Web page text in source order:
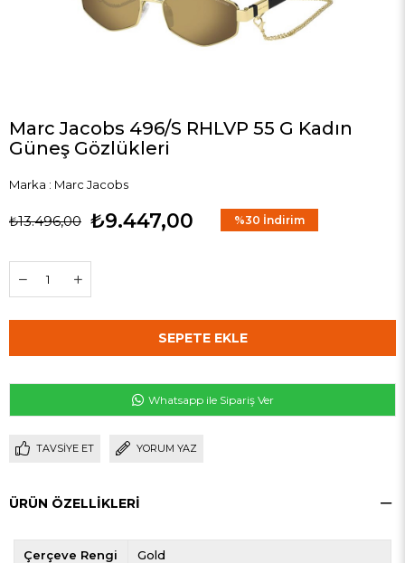
Marc Jacobs 496/S RHLVP 55 G Kadın
Güneş Gözlükleri
Marka : Marc Jacobs
₺13.496,00 ₺9.447,00 %30 İndirim
Whatsapp ile Sipariş Ver
TAVSIYE ET YORUM YAZ
ÜRÜN ÖZELLIKLERI
Çerçeve Rengi Gold